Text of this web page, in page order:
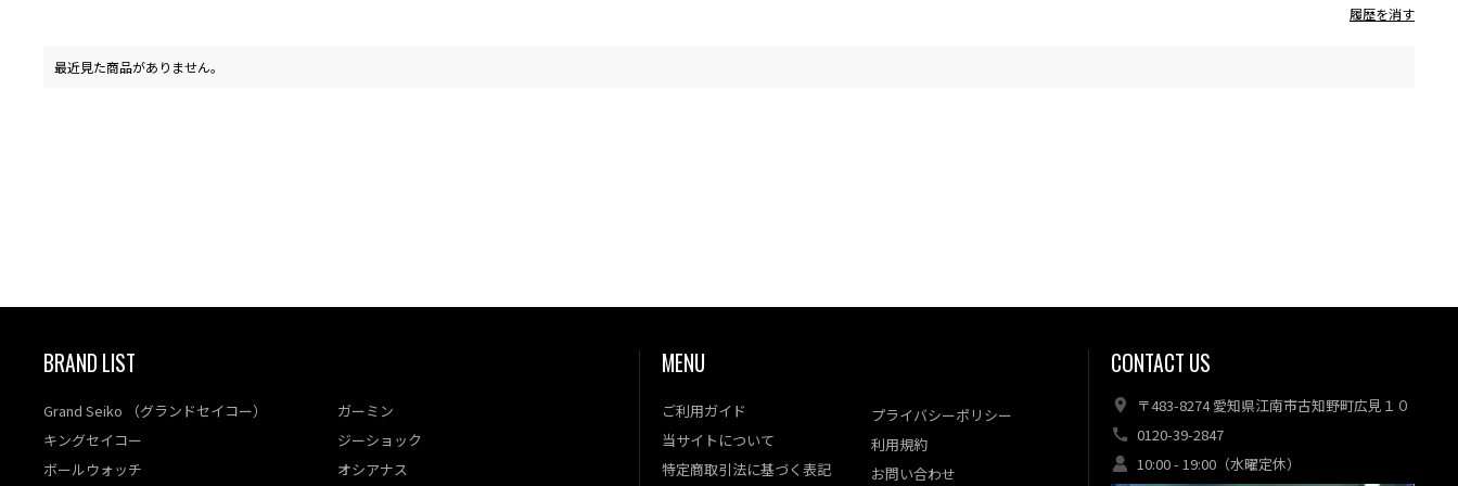
履歴を消す
最近見た商品がありません。
BRAND LIST
Grand Seiko （グランドセイコー）
キングセイコー
ボールウォッチ
ガーミン
ジーショック
オシアナス
MENU
ご利用ガイド
当サイトについて
特定商取引法に基づく表記
プライバシーポリシー
利用規約
お問い合わせ
CONTACT US
〒483-8274 愛知県江南市古知野町広見１０
0120-39-2847
10:00 - 19:00（水曜定休）